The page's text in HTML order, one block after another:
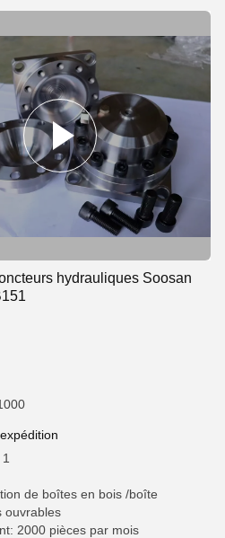
hydrauliques Soosan
de boîtes en bois /boîte
ouvrables
2000 pièces par mois